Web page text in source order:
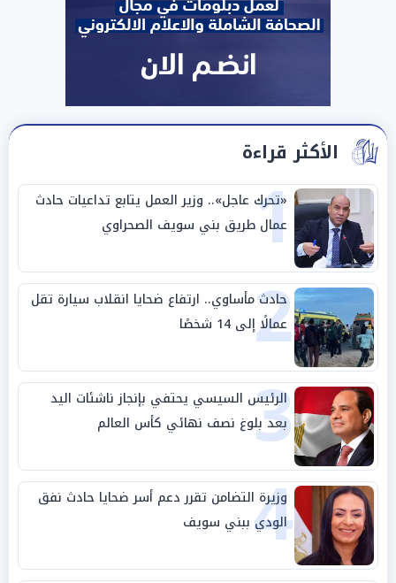
الأكثر قراءة
1
«تحرك عاجل».. وزير العمل يتابع تداعيات حادث
عمال طريق بني سويف الصحراوي
2
حادث مأساوي.. ارتفاع ضحايا انقلاب سيارة تقل
عمالًا إلى 14 شخصًا
3
الرئيس السيسي يحتفي بإنجاز ناشئات اليد
بعد بلوغ نصف نهائي كأس العالم
4
وزيرة التضامن تقرر دعم أسر ضحايا حادث نفق
الودي ببني سويف